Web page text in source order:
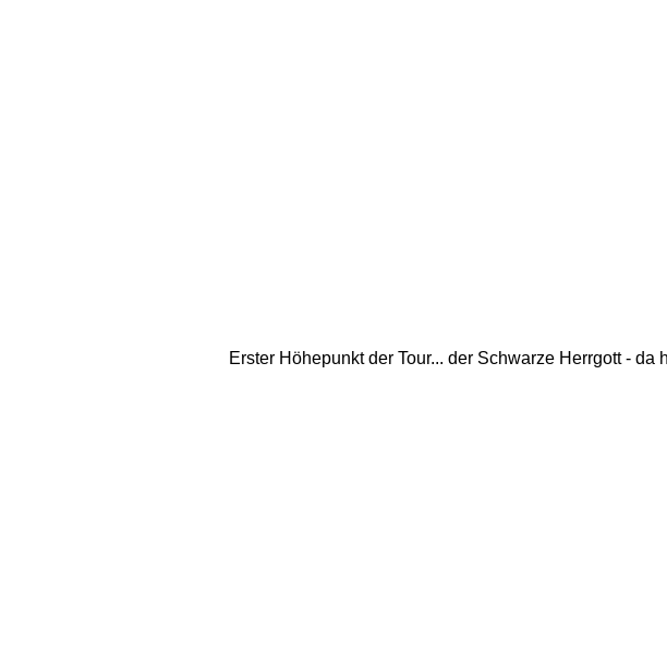
Erster Höhepunkt der Tour... der Schwarze Herrgott -